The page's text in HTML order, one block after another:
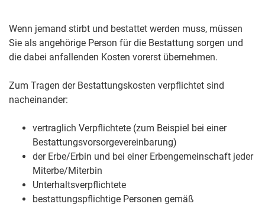
Wenn jemand stirbt und bestattet werden muss, müssen
Sie als angehörige Person für die Bestattung sorgen und
die dabei anfallenden Kosten vorerst übernehmen.
Zum Tragen der Bestattungskosten verpflichtet sind
nacheinander:
vertraglich Verpflichtete (zum Beispiel bei einer
Bestattungsvorsorgevereinbarung)
der Erbe/Erbin und bei einer Erbengemeinschaft jeder
Miterbe/Miterbin
Unterhaltsverpflichtete
bestattungspflichtige Personen gemäß